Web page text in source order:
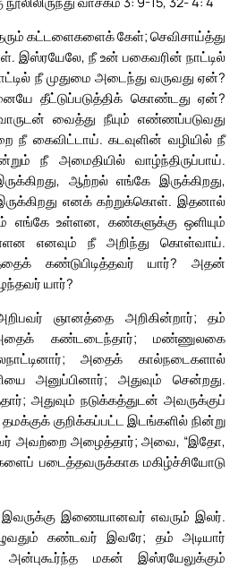
கட்டளைகளைக் கேள்; செவிசாய்த்து
இஸ்ரயேலே, நீ உன் பகைவரின் நாட்டில்
நீ முதுமை அடைந்து வருவது ஏன்?
தீட்டுப்படுத்திக் கொண்டது ஏன்?
வைத்து நீயும் எண்ணப்படுவது
கைவிட்டாய். கடவுளின் வழியில் நீ
நீ அமைதியில் வாழ்ந்திருப்பாய்.
ஆற்றல் எங்கே இருக்கிறது,
எனக் கற்றுக்கொள். இதனால்
எங்கே உள்ளன, கண்களுக்கு ஒளியும்
எனவும் நீ அறிந்து கொள்வாய்.
கண்டுபிடித்தவர் யார்? அதன்
யார்?
ஞானத்தை அறிகின்றார்; தம்
அதைக் கண்டடைந்தார்; மண்ணுலகை
அதைக் கால்நடைகளால்
அனுப்பினார்; அதுவும் சென்றது.
அதுவும் நடுக்கத்துடன் அவருக்குப்
குறிக்கப்பட்ட இடங்களில் நின்று
அவற்றை அழைத்தார்; அவை, “இதோ,
படைத்தவருக்காக மகிழ்ச்சியோடு
இணையானவர் எவரும் இலர்.
கண்டவர் இவரே; தம் அடியார்
அன்புகூர்ந்த மகன் இஸ்ரயேலுக்கும்